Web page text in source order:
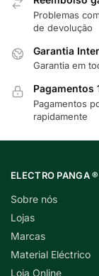
Problemas
de devolução
Garantia
Garantia em
Pagamentos
Pagamentos
rapidamente
ELECTRO PANGA ®
Sobre nós
Lojas
Marcas
Material Eléctrico
Loja Online